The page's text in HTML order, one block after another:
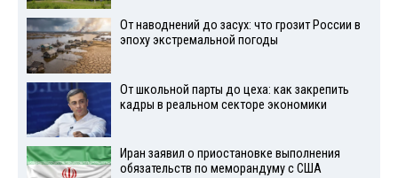
От наводнений до засух: что грозит России в
эпоху экстремальной погоды
От школьной парты до цеха: как закрепить
кадры в реальном секторе экономики
Иран заявил о приостановке выполнения
обязательств по меморандуму с США